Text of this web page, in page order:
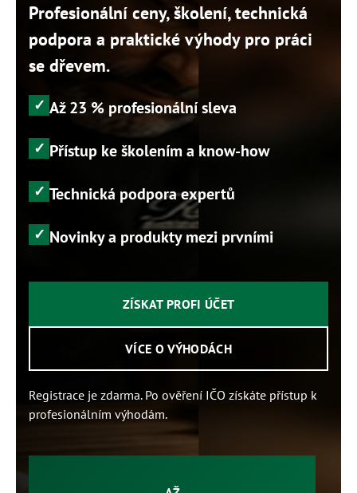
Profesionální ceny, školení, technická
podpora a praktické výhody pro práci
se dřevem.
Až 23 % profesionální sleva
Přístup ke školením a know-how
Technická podpora expertů
Novinky a produkty mezi prvními
ZÍSKAT PROFI ÚČET
VÍCE O VÝHODÁCH
Registrace je zdarma. Po ověření IČO získáte přístup k
profesionálním výhodám.